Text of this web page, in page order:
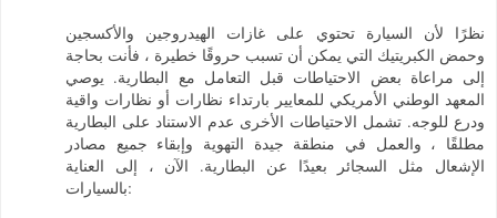
نظرًا لأن السيارة تحتوي على غازات الهيدروجين والأكسجين
وحمض الكبريتيك التي يمكن أن تسبب حروقًا خطيرة ، فأنت بحاجة
إلى مراعاة بعض الاحتياطات قبل التعامل مع البطارية. يوصي
المعهد الوطني الأمريكي للمعايير بارتداء نظارات أو نظارات واقية
ودرع للوجه. تشمل الاحتياطات الأخرى عدم الاستناد على البطارية
مطلقًا ، والعمل في منطقة جيدة التهوية وإبقاء جميع مصادر
الإشعال مثل السجائر بعيدًا عن البطارية. الآن ، إلى العناية
بالسيارات: